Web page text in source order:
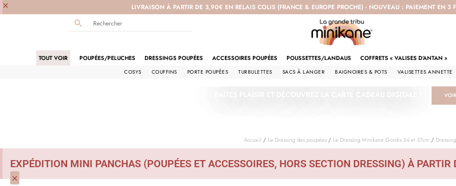
LIVRAISON À PARTIR DE 3,90€ EN RELAIS COLIS (FRANCE & EUROPE PROCHE) - NOUVEAU : PAIEMENT EN 3
×
TOUT VOIR POUPÉES/PELUCHES DRESSINGS POUPÉES ACCESSOIRES POUPÉES POUSSETTES/LANDAUS COFFRETS « VALISES D’ANTAN »
COSYS COUFFINS PORTE POUPÉES TURBULETTES SACS À LANGER BAIGNOIRES & POTS VALISETTES ANNETTE
VOIR
Accueil / Le Dressing des poupées / Le Dressing Minikane Gordis 34 et 37cm​ /
EXPÉDITION MINI PANCHAS (POUPÉES ET ACCESSOIRES, HORS SECTION DRESSING) À PARTIR
×